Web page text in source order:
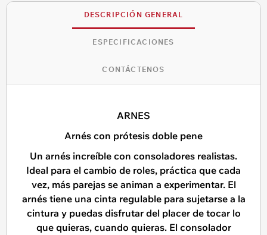
DESCRIPCIÓN GENERAL
ESPECIFICACIONES
CONTÁCTENOS
ARNES
Arnés con prótesis doble pene
Un arnés increíble con consoladores realistas.
Ideal para el cambio de roles, práctica que cada
vez, más parejas se animan a experimentar. El
arnés tiene una cinta regulable para sujetarse a la
cintura y puedas disfrutar del placer de tocar lo
que quieras, cuando quieras. El consolador